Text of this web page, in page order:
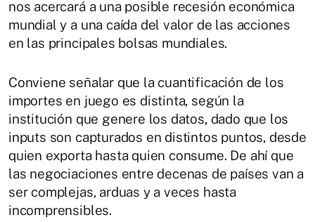
nos acercará a una posible recesión económica
mundial y a una caída del valor de las acciones
en las principales bolsas mundiales.
Conviene señalar que la cuantificación de los
importes en juego es distinta, según la
institución que genere los datos, dado que los
inputs son capturados en distintos puntos, desde
quien exporta hasta quien consume. De ahí que
las negociaciones entre decenas de países van a
ser complejas, arduas y a veces hasta
incomprensibles.